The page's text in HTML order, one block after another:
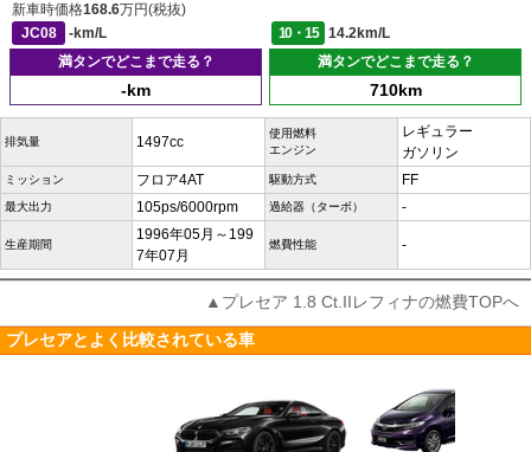
新車時価格168.6万円(税抜)
JC08
-km/L 10・15
14.2km/L
満タンでどこまで走る？
-km
満タンでどこまで走る？
710km
排気量 1497cc
使用燃料
エンジン
レギュラー
ガソリン
ミッション フロア4AT 駆動方式 FF
最大出力 105ps/6000rpm 過給器（ターボ） -
生産期間
1996年05月～199
7年07月
燃費性能 -
▲プレセア 1.8 Ct.IIレフィナの燃費TOPへ
プレセアとよく比較されている車